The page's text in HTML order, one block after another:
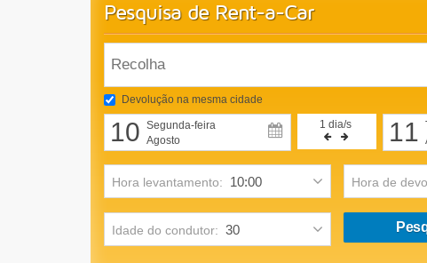
Pesquisa de Rent-a-Car
Devolução na mesma cidade
10 Segunda-feira
Agosto
1 dia/s 11
Hora levantamento: Hora de
Idade do condutor: